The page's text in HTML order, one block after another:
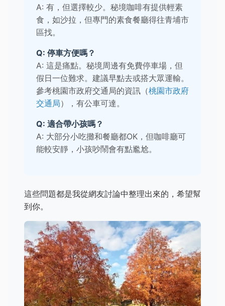
A: 有，但選擇較少。秘境咖啡有提供輕素
食，如沙拉，但專門的素食餐廳得往青埔市
區找。
Q: 停車方便嗎？
A: 這是痛點。秘境周邊有免費停車場，但
假日一位難求。建議早點去或搭大眾運輸。
參考桃園市政府交通局的資訊（桃園市政府
交通局），有公車可達。
Q: 適合帶小孩嗎？
A: 大部分小吃攤和餐廳都OK，但咖啡廳可
能較安靜，小孩吵鬧會有點尷尬。
這些問題都是我從網友討論中整理出來的，希望幫
到你。